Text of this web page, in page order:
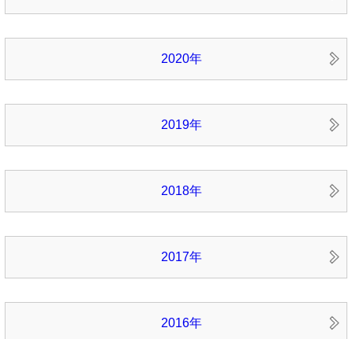
2020年
2019年
2018年
2017年
2016年